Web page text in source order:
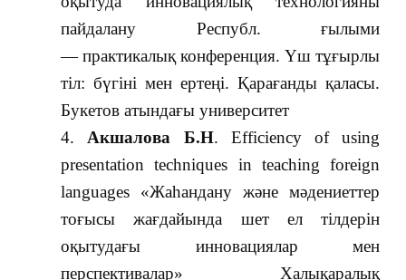
пайдалану Республ. ғылыми
— практикалық конференция. Үш тұғырлы
тіл: бүгіні мен ертеңі. Қарағанды қаласы.
Букетов атындағы университет
Акшалова Б.Н. Efficiency of using
presentation techniques in teaching foreign
languages «Жаhандану және мәдениеттер
тоғысы жағдайында шет ел тілдерін
оқытудағы инновациялар мен
перспективалар» Халықаралық